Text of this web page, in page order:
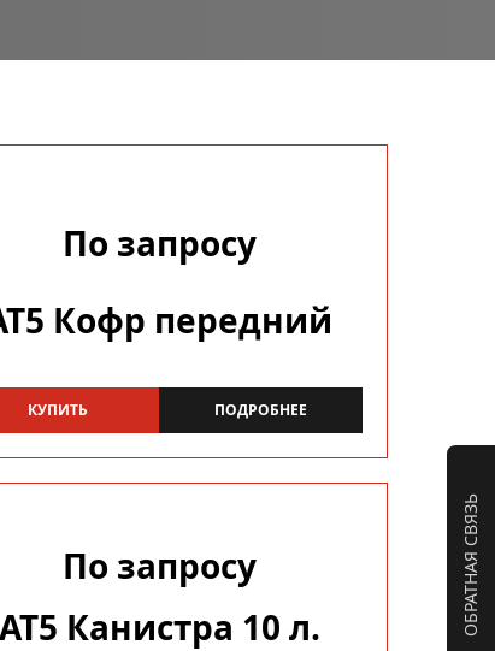
По запросу
Кофр передний
КУПИТЬ ПОДРОБНЕЕ
По запросу
AT5 Канистра 10 л.
ОБРАТНАЯ СВЯЗЬ